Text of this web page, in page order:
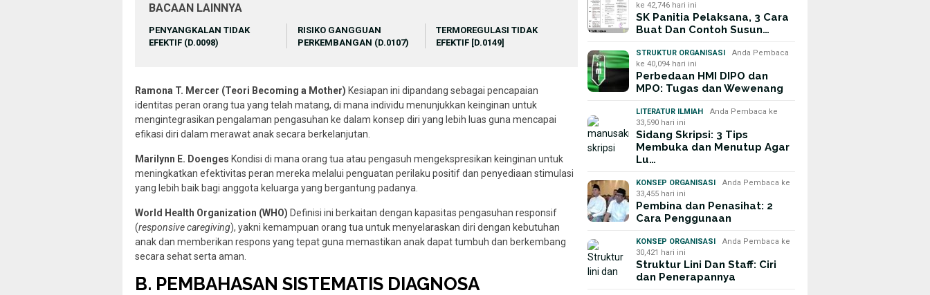
BACAAN LAINNYA
PENYANGKALAN TIDAK
EFEKTIF (D.0098)
RISIKO GANGGUAN
PERKEMBANGAN (D.0107)
TERMOREGULASI TIDAK
EFEKTIF [D.0149]
Ramona T. Mercer (Teori Becoming a Mother) Kesiapan ini dipandang sebagai pencapaian
identitas peran orang tua yang telah matang, di mana individu menunjukkan keinginan untuk
mengintegrasikan pengalaman pengasuhan ke dalam konsep diri yang lebih luas guna mencapai
efikasi diri dalam merawat anak secara berkelanjutan.
Marilynn E. Doenges Kondisi di mana orang tua atau pengasuh mengekspresikan keinginan untuk
meningkatkan efektivitas peran mereka melalui penguatan perilaku positif dan penyediaan stimulasi
yang lebih baik bagi anggota keluarga yang bergantung padanya.
World Health Organization (WHO) Definisi ini berkaitan dengan kapasitas pengasuhan responsif
(responsive caregiving), yakni kemampuan orang tua untuk menyelaraskan diri dengan kebutuhan
anak dan memberikan respons yang tepat guna memastikan anak dapat tumbuh dan berkembang
secara sehat serta aman.
B. PEMBAHASAN SISTEMATIS DIAGNOSA
ke 42,746 hari ini
SK Panitia Pelaksana, 3 Cara
Buat Dan Contoh Susun…
STRUKTUR ORGANISASI
Anda Pembaca
ke 40,094 hari ini
Perbedaan HMI DIPO dan
MPO: Tugas dan Wewenang
LITERATUR ILMIAH
Anda Pembaca ke
33,590 hari ini
Sidang Skripsi: 3 Tips
Membuka dan Menutup Agar
Lu…
KONSEP ORGANISASI
Anda Pembaca ke
33,455 hari ini
Pembina dan Penasihat: 2
Cara Penggunaan
KONSEP ORGANISASI
Anda Pembaca ke
30,421 hari ini
Struktur Lini Dan Staff: Ciri
dan Penerapannya